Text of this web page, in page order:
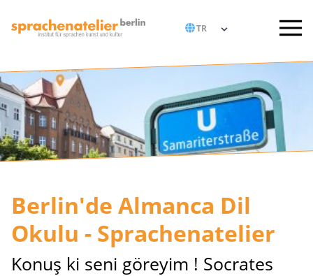
Berlin'de Almanca Dil
Okulu - Sprachenatelier
Konuş ki seni göreyim ! Socrates